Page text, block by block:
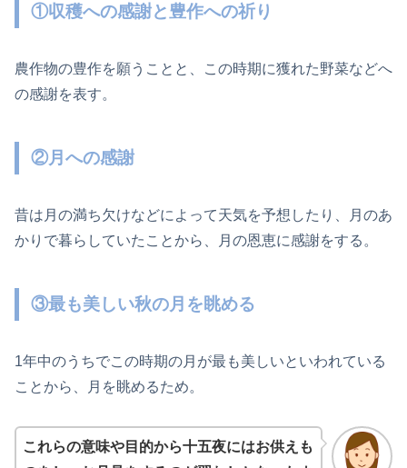
①収穫への感謝と豊作への祈り
農作物の豊作を願うことと、この時期に獲れた野菜などへ
の感謝を表す。
②月への感謝
昔は月の満ち欠けなどによって天気を予想したり、月のあ
かりで暮らしていたことから、月の恩恵に感謝をする。
③最も美しい秋の月を眺める
1年中のうちでこの時期の月が最も美しいといわれている
ことから、月を眺めるため。
これらの意味や目的から十五夜にはお供えも